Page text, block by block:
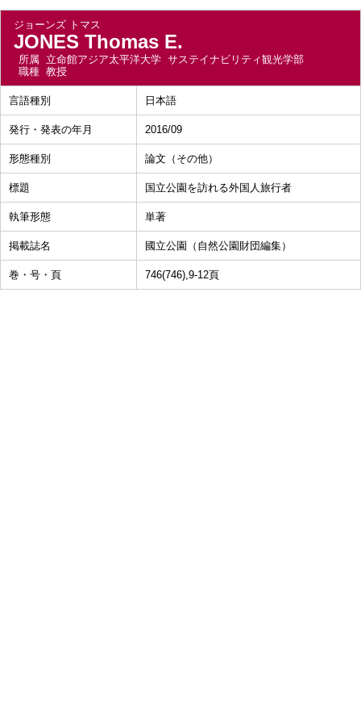
ジョーンズ トマス
JONES Thomas E.
所属 立命館アジア太平洋大学 サステイナビリティ観光学部
職種 教授
言語種別 日本語
発行・発表の年月 2016/09
形態種別 論文（その他）
標題 国立公園を訪れる外国人旅行者
執筆形態 単著
掲載誌名 國立公園（自然公園財団編集）
巻・号・頁 746(746),9-12頁